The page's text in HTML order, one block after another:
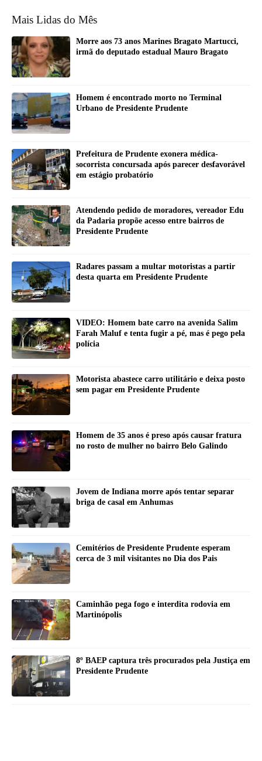
Mais Lidas do Mês
Morre aos 73 anos Marines Bragato Martucci,
irmã do deputado estadual Mauro Bragato
Homem é encontrado morto no Terminal
Urbano de Presidente Prudente
Prefeitura de Prudente exonera médica-
socorrista concursada após parecer desfavorável
em estágio probatório
Atendendo pedido de moradores, vereador Edu
da Padaria propõe acesso entre bairros de
Presidente Prudente
Radares passam a multar motoristas a partir
desta quarta em Presidente Prudente
VIDEO: Homem bate carro na avenida Salim
Farah Maluf e tenta fugir a pé, mas é pego pela
polícia
Motorista abastece carro utilitário e deixa posto
sem pagar em Presidente Prudente
Homem de 35 anos é preso após causar fratura
no rosto de mulher no bairro Belo Galindo
Jovem de Indiana morre após tentar separar
briga de casal em Anhumas
Cemitérios de Presidente Prudente esperam
cerca de 3 mil visitantes no Dia dos Pais
Caminhão pega fogo e interdita rodovia em
Martinópolis
8º BAEP captura três procurados pela Justiça em
Presidente Prudente